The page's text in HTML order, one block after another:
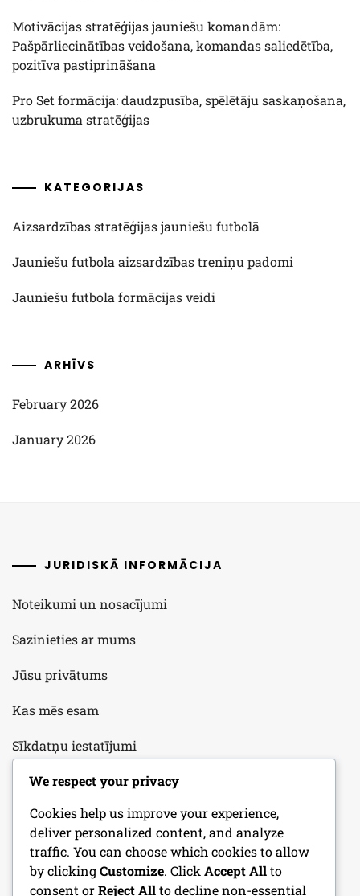
Motivācijas stratēģijas jauniešu komandām:
Pašpārliecinātības veidošana, komandas saliedētība,
pozitīva pastiprināšana
Pro Set formācija: daudzpusība, spēlētāju saskaņošana,
uzbrukuma stratēģijas
KATEGORIJAS
Aizsardzības stratēģijas jauniešu futbolā
Jauniešu futbola aizsardzības treniņu padomi
Jauniešu futbola formācijas veidi
ARHĪVS
February 2026
January 2026
JURIDISKĀ INFORMĀCIJA
Noteikumi un nosacījumi
Sazinieties ar mums
Jūsu privātums
Kas mēs esam
Sīkdatņu iestatījumi
KATEGORIJAS
Aizsardzības stratēģijas jauniešu futbolā
Jauniešu futbola aizsardzības treniņu padomi
We respect your privacy
Cookies help us improve your experience,
deliver personalized content, and analyze
traffic. You can choose which cookies to allow
by clickingCustomize. Click Accept Allto
consent orReject Allto decline non-essential